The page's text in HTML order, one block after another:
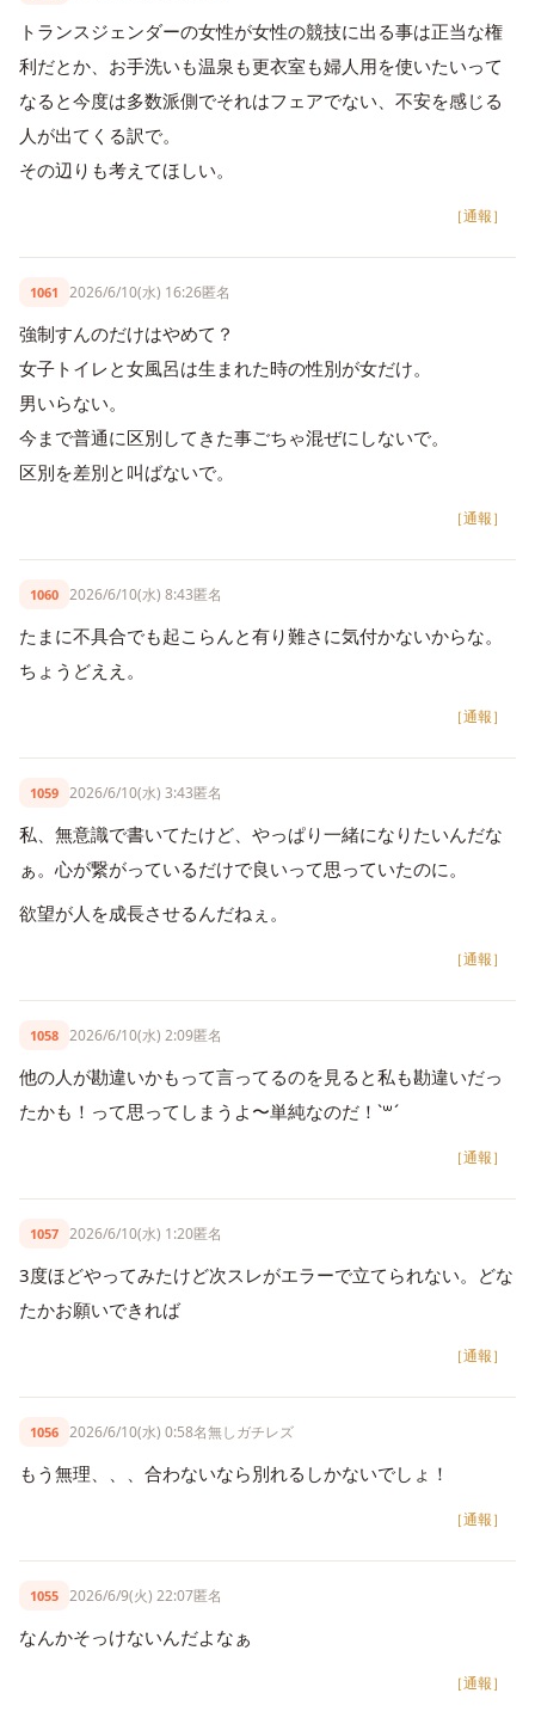
トランスジェンダーの女性が女性の競技に出る事は正当な権
利だとか、お手洗いも温泉も更衣室も婦人用を使いたいって
なると今度は多数派側でそれはフェアでない、不安を感じる
人が出てくる訳で。
その辺りも考えてほしい。
［通報］
1061 2026/6/10(水) 16:26匿名
強制すんのだけはやめて？
女子トイレと女風呂は生まれた時の性別が女だけ。
男いらない。
今まで普通に区別してきた事ごちゃ混ぜにしないで。
区別を差別と叫ばないで。
［通報］
1060 2026/6/10(水) 8:43匿名
たまに不具合でも起こらんと有り難さに気付かないからな。
ちょうどええ。
［通報］
1059 2026/6/10(水) 3:43匿名
私、無意識で書いてたけど、やっぱり一緒になりたいんだな
ぁ。心が繋がっているだけで良いって思っていたのに。
欲望が人を成長させるんだねぇ。
［通報］
1058 2026/6/10(水) 2:09匿名
他の人が勘違いかもって言ってるのを見ると私も勘違いだっ
たかも！って思ってしまうよ〜単純なのだ！`꒳´
［通報］
1057 2026/6/10(水) 1:20匿名
3度ほどやってみたけど次スレがエラーで立てられない。どな
たかお願いできれば
［通報］
1056 2026/6/10(水) 0:58名無しガチレズ
もう無理、、、合わないなら別れるしかないでしょ！
［通報］
1055 2026/6/9(火) 22:07匿名
なんかそっけないんだよなぁ
［通報］